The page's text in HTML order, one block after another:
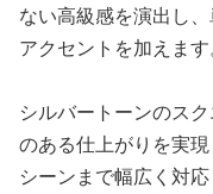
ない高級感を演出し
アクセントを加えます
シルバートーンのス
のある仕上がりを実
シーンまで幅広く対応